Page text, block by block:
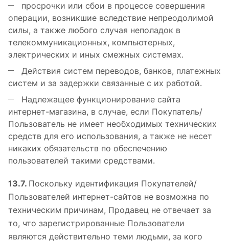
просрочки или сбои в процессе совершения
операции, возникшие вследствие непреодолимой
силы, а также любого случая неполадок в
телекоммуникационных, компьютерных,
электрических и иных смежных системах.
Действия систем переводов, банков, платежных
систем и за задержки связанные с их работой.
Надлежащее функционирование сайта
интернет-магазина, в случае, если Покупатель/
Пользователь не имеет необходимых технических
средств для его использования, а также не несет
никаких обязательств по обеспечению
пользователей такими средствами.
13.7. Поскольку идентификация Покупателей/
Пользователей интернет-сайтов не возможна по
техническим причинам, Продавец не отвечает за
то, что зарегистрированные Пользователи
являются действительно теми людьми, за кого